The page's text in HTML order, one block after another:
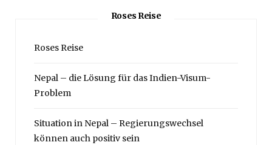
Roses Reise
Roses Reise
Nepal – die Lösung für das Indien-Visum-
Problem
Situation in Nepal – Regierungswechsel
können auch positiv sein